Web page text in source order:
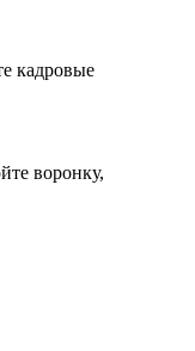
кадровые
воронку,